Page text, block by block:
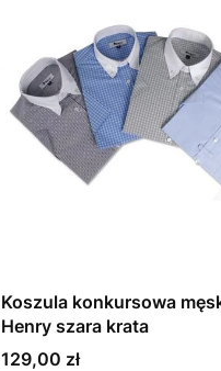
Koszula konkursowa
Henry szara krata
Cena
129,00 zł